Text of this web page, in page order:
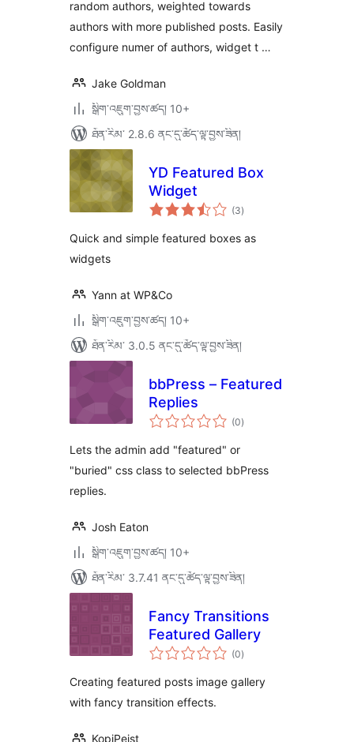
random authors, weighted towards
authors with more published posts. Easily
configure numer of authors, widget t …
Jake Goldman
སྒྲིག་འཇུག་བྱས་ཚད། 10+
ཐོན་རིམ་ 2.8.6 ནང་དུ་ཚོད་ལྟ་བྱས་ཟིན།
YD Featured Box
Widget
(3གདེང་
འཇོག་
ཚང་།
)
Quick and simple featured boxes as
widgets
Yann at WP&Co
སྒྲིག་འཇུག་བྱས་ཚད། 10+
ཐོན་རིམ་ 3.0.5 ནང་དུ་ཚོད་ལྟ་བྱས་ཟིན།
bbPress – Featured
Replies
(0གདེང་
འཇོག་
)
Lets the admin add "featured" or
"buried" css class to selected bbPress
replies.
Josh Eaton
སྒྲིག་འཇུག་བྱས་ཚད། 10+
ཐོན་རིམ་ 3.7.41 ནང་དུ་ཚོད་ལྟ་བྱས་ཟིན།
Fancy Transitions
Featured Gallery
(0གདེང་
འཇོག་
ཚང་།
)
Creating featured posts image gallery
with fancy transition effects.
KopiPejst